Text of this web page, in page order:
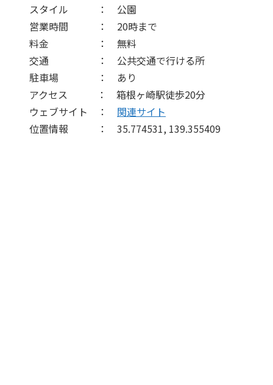
スタイル ： 公園
営業時間 ： 20時まで
料金 ： 無料
交通 ： 公共交通で行ける所
駐車場 ： あり
アクセス ： 箱根ヶ崎駅徒歩20分
ウェブサイト ： 関連サイト
位置情報 ： 35.774531, 139.355409